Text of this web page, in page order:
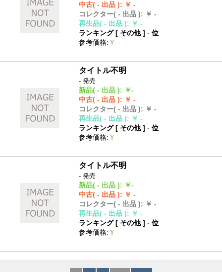
中古( - 出品 ): ￥ -
コレクター( - 出品 ): ￥ -
再生品( - 出品 ): ￥ -
ランキング [ その他]- 位
参考価格: ￥ -
タイトル不明
- 発売
新品( - 出品 ): ￥-
中古( - 出品 ): ￥ -
コレクター( - 出品 ): ￥ -
再生品( - 出品 ): ￥ -
ランキング [ その他]- 位
参考価格: ￥ -
タイトル不明
- 発売
新品( - 出品 ): ￥-
中古( - 出品 ): ￥ -
コレクター( - 出品 ): ￥ -
再生品( - 出品 ): ￥ -
ランキング [ その他]- 位
参考価格: ￥ -